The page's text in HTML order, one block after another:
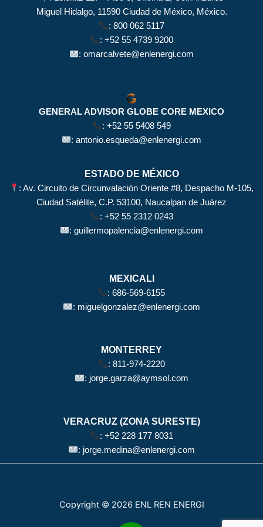
Miguel Hidalgo, 11590 Ciudad de México, México.
: 800 062 5117
: +52 55 4739 9200
:omarcalvete@enlenergi.com
GENERAL ADVISOR GLOBE CORE MEXICO
: +52 55 5408 549
:antonio.esqueda@enlenergi.com
ESTADO DE MÉXICO
: Av. Circuito de Circunvalación Oriente #8, Despacho M-105,
Ciudad Satélite, C.P. 53100, Naucalpan de Juárez
: +52 55 2312 0243
:guillermopalencia@enlenergi.com
MEXICALI
:686-569-6155
: miguelgonzalez@enlenergi.com
MONTERREY
: 811-974-2220
: jorge.garza@aymsol.com
VERACRUZ (ZONA SURESTE)
: +52 228 177 8031
: jorge.medina@enlenergi.com
Copyright © 2026 ENL REN ENERGI